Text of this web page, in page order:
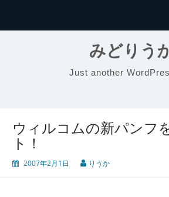
みどりう
Just another
ウィルコムの新パンフ
ト！
2007年2月1日 りうか